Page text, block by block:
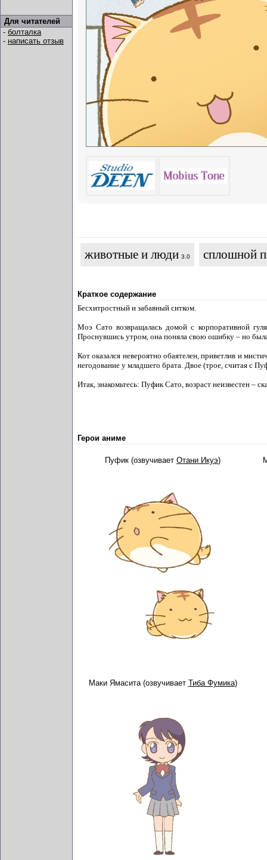
Для читателей
- болталка
- написать отзыв
животные и люди 3.0 сплошной
Краткое содержание
Бесхитростный и забавный ситком.
Моэ Сато возвращалась домой с корпоративной
Проснувшись утром, она поняла свою ошибку – но
Кот оказался невероятно обаятелен, приветлив и
негодование у младшего брата. Двое (трое, считая с
Итак, знакомьтесь: Пуфик Сато, возраст неизвестен –
Герои аниме
Пуфик (озвучивает Отани Икуэ)
Маки Ямасита (озвучивает Тиба Фумика)